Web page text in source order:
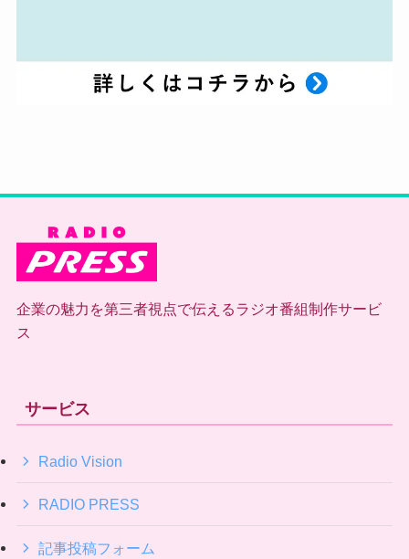
企業の魅力を第三者視点で伝えるラジオ番組制作サービ
ス
サービス
Radio Vision
RADIO PRESS
記事投稿フォーム